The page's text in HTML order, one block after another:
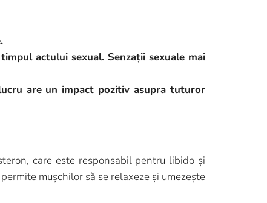
actului sexual. Senzații sexuale mai
are un impact pozitiv asupra tuturor
care este responsabil pentru libido și
mușchilor să se relaxeze și umezește